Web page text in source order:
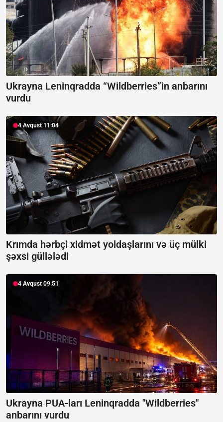
Ukrayna Leninqradda “Wildberries”in anbarını
vurdu
4 Avqust 11:04
Krımda hərbçi xidmət yoldaşlarını və üç mülki
şəxsi güllələdi
4 Avqust 09:51
Ukrayna PUA-ları Leninqradda "Wildberries"
anbarını vurdu